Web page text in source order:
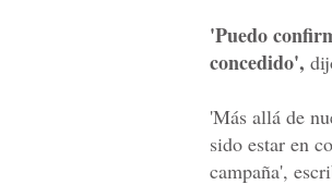
'Puedo
concedido',
'Más allá de
sido estar en
campaña',